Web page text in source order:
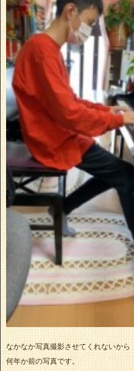
なかなか写真撮影させてくれないから
何年か前の写真です。